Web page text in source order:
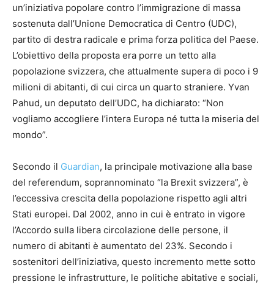
un’iniziativa popolare contro l’immigrazione di massa
sostenuta dall’Unione Democratica di Centro (UDC),
partito di destra radicale e prima forza politica del Paese.
L’obiettivo della proposta era porre un tetto alla
popolazione svizzera, che attualmente supera di poco i 9
milioni di abitanti, di cui circa un quarto straniere. Yvan
Pahud, un deputato dell’UDC, ha dichiarato: “Non
vogliamo accogliere l’intera Europa né tutta la miseria del
mondo”.
Secondo il Guardian, la principale motivazione alla base
del referendum, soprannominato “la Brexit svizzera”, è
l’eccessiva crescita della popolazione rispetto agli altri
Stati europei. Dal 2002, anno in cui è entrato in vigore
l’Accordo sulla libera circolazione delle persone, il
numero di abitanti è aumentato del 23%. Secondo i
sostenitori dell’iniziativa, questo incremento mette sotto
pressione le infrastrutture, le politiche abitative e sociali,